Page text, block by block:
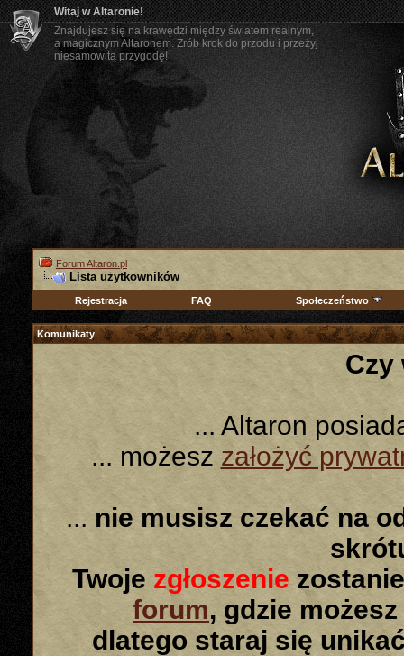
Witaj w Altaronie!
Znajdujesz się na krawędzi między światem realnym,
a magicznym Altaronem. Zrób krok do przodu i przeżyj
niesamowitą przygodę!
Forum Altaron.pl
Lista użytkowników
Rejestracja FAQ Społeczeństwo
Komunikaty
Czy
... Altaron
... możeszzałożyć
... nie musisz czekać na
Twoje zgłoszenie
forum, gdzie
dlatego staraj się